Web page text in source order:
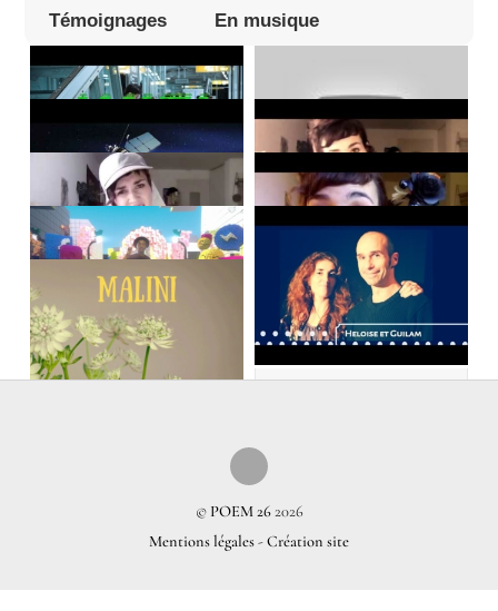
Témoignages En musique
© POEM 262026
Mentions légales-Création site